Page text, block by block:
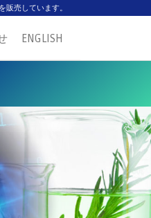
売しています。
ENGLISH